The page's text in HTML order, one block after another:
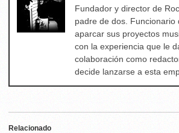
Fundador y director de
padre de dos. Funcionario
aparcar sus proyectos
con la experiencia que le
colaboración como
decide lanzarse a esta
Relacionado